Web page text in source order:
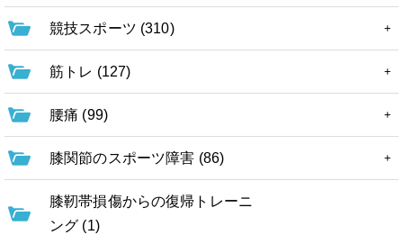
競技スポーツ (310)
筋トレ (127)
腰痛 (99)
膝関節のスポーツ障害 (86)
膝靭帯損傷からの復帰トレーニ
ング (1)